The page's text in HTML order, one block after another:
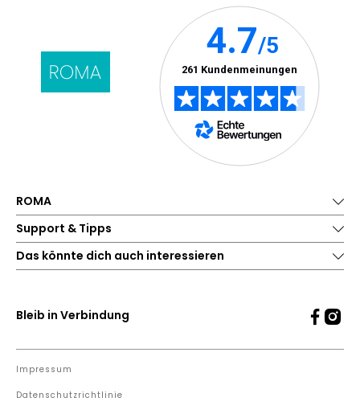
ROMA
Support & Tipps
Das könnte dich auch interessieren
Bleib in Verbindung
Impressum
Datenschutzrichtlinie